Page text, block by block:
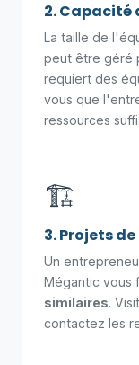
2. Capacité
La taille de
peut être géré
requiert des
vous que
ressources
🏗️
3. Projets
Un
Mégantic vous
similaires.
contactez les